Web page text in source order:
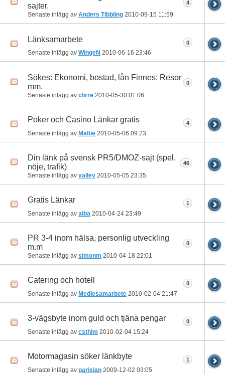
sajter.
Senaste inlägg av Anders Tibbling 2010-09-15 11:59
4
Länksamarbete
Senaste inlägg av WingeN 2010-06-16 23:46
0
Sökes: Ekonomi, bostad, lån Finnes: Resor
mm.
Senaste inlägg av clirre 2010-05-30 01:06
0
Poker och Casino Länkar gratis
Senaste inlägg av Maltie 2010-05-06 09:23
4
Din länk på svensk PR5/DMOZ-sajt (spel,
nöje, trafik)
Senaste inlägg av valley 2010-05-05 23:35
46
Gratis Länkar
Senaste inlägg av aiba 2010-04-24 23:49
1
PR 3-4 inom hälsa, personlig utveckling
m.m
Senaste inlägg av simonm 2010-04-18 22:01
0
Catering och hotell
Senaste inlägg av Mediesamarbete 2010-02-04 21:47
0
3-vägsbyte inom guld och tjäna pengar
Senaste inlägg av csthlm 2010-02-04 15:24
0
Motormagasin söker länkbyte
Senaste inlägg av parisian 2009-12-02 03:05
1